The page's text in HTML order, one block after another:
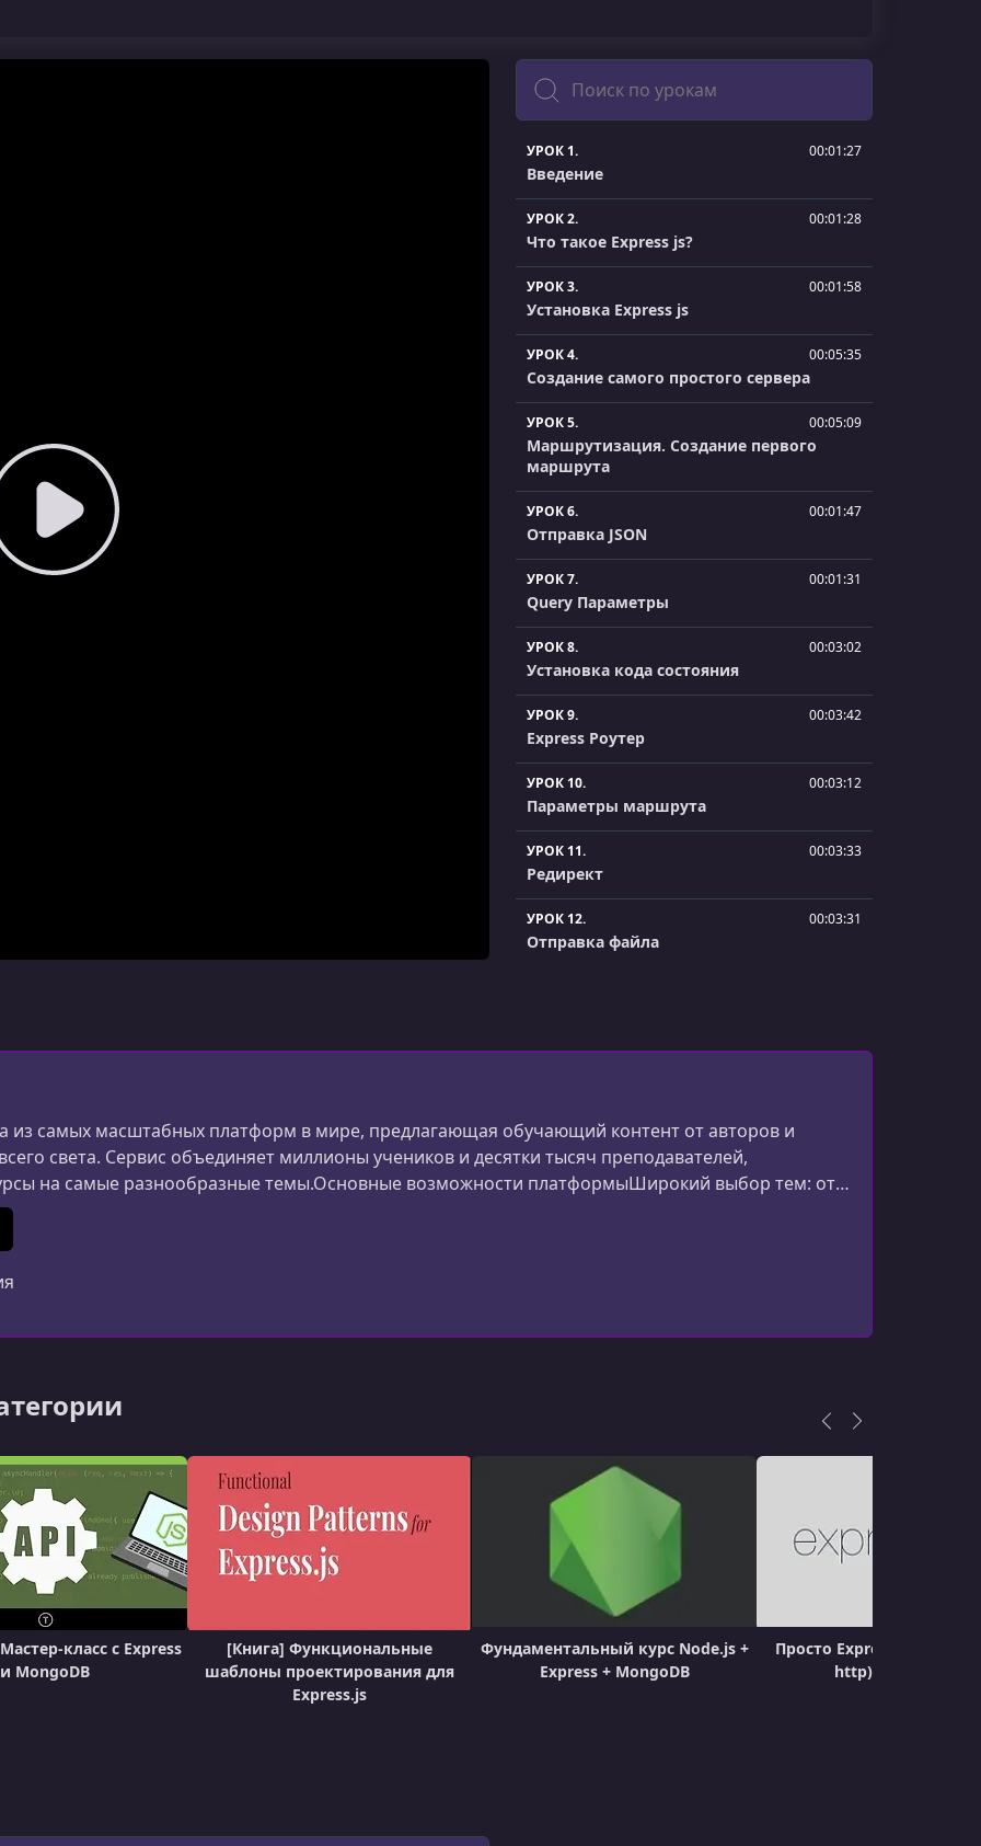
Поиск
УРОК 1. 00:01:27
Введение
УРОК 2. 00:01:28
Что такое Express js?
УРОК 3. 00:01:58
Установка Express js
УРОК 4. 00:05:35
Создание самого простого сервера
УРОК 5. 00:05:09
Маршрутизация. Создание первого
маршрута
УРОК 6. 00:01:47
Отправка JSON
УРОК 7. 00:01:31
Query Параметры
УРОК 8. 00:03:02
Установка кода состояния
УРОК 9. 00:03:42
Express Роутер
УРОК 10. 00:03:12
Параметры маршрута
УРОК 11. 00:03:33
Редирект
УРОК 12. 00:03:31
Отправка файла
УРОК 14. 00:03:04
УРОК 15.
Промежуточная обработка на уровне
приложения
Что такое шаблонизаторы?
Начало работы с шаблонизатором PUG
00:05:01
Начало работы с шаблонизатором EJS
УРОК 20. 00:05:03
Начало работы с шаблонизатором
Handlebars
проекта
из самых масштабных платформ в мире, предлагающая обучающий контент от авторов и
света. Сервис объединяет миллионы учеников и десятки тысяч преподавателей,
на самые разнообразные темы.Основные возможности платформыШирокий выбор тем: от
и дизайна до маркетинга, психологии и личной эффективности.Глобальное сообщество
создаются специалистами из разных стран.Удобный ф
класс с Express
и MongoDB
[Книга] Функциональные
шаблоны проектирования для
Express.js
Фундаментальный курс Node.js +
Express + MongoDB
Просто Express (с кучей
http). В деталях.